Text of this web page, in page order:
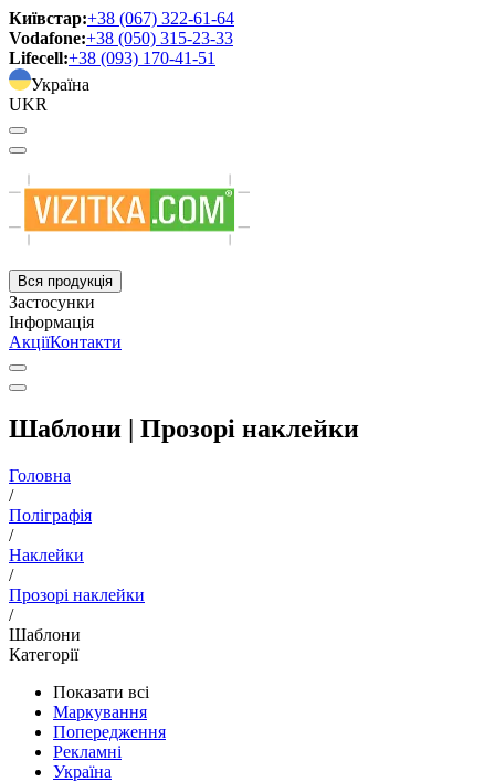
Київстар:+38 (067) 322-61-64
Vodafone:+38 (050) 315-23-33
Lifecell:+38 (093) 170-41-51
Україна
UKR
Вся продукція
Застосунки
Інформація
АкціїКонтакти
Шаблони | Прозорі наклейки
Головна
/
Поліграфія
/
Наклейки
/
Прозорі наклейки
/
Шаблони
Категорії
Показати всі
Маркування
Попередження
Рекламні
Україна